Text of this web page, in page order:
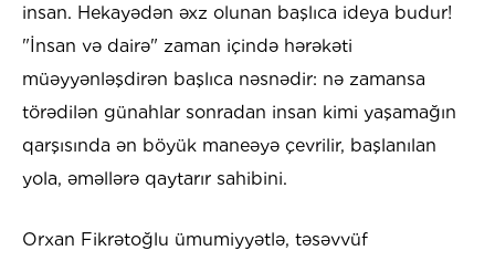
insan. Hekayədən əxz olunan başlıca ideya budur!
"İnsan və dairə" zaman içində hərəkəti
müəyyənləşdirən başlıca nəsnədir: nə zamansa
törədilən günahlar sonradan insan kimi yaşamağın
qarşısında ən böyük maneəyə çevrilir, başlanılan
yola, əməllərə qaytarır sahibini.
Orxan Fikrətoğlu ümumiyyətlə, təsəvvüf